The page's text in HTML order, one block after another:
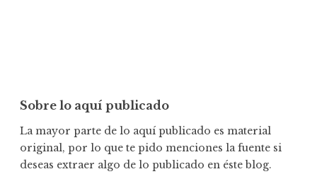
Sobre lo aquí publicado
La mayor parte de lo aquí publicado es material
original, por lo que te pido menciones la fuente si
deseas extraer algo de lo publicado en éste blog.